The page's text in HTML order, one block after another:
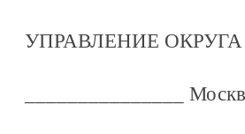
УПРАВЛЕНИЕ ОКРУГА
_______________